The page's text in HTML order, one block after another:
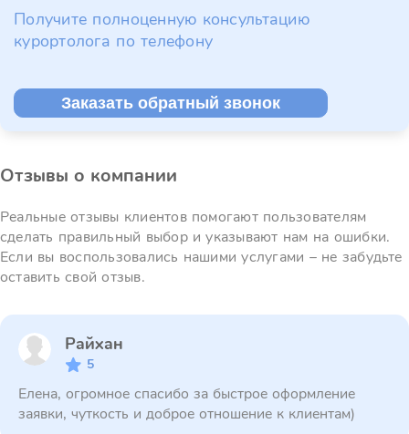
Получите полноценную консультацию
курортолога по телефону
Заказать обратный звонок
Отзывы о компании
Реальные отзывы клиентов помогают пользователям
сделать правильный выбор и указывают нам на ошибки.
Если вы воспользовались нашими услугами – не забудьте
оставить свой отзыв.
Райхан
5
Елена, огромное спасибо за быстрое оформление
заявки, чуткость и доброе отношение к клиентам)